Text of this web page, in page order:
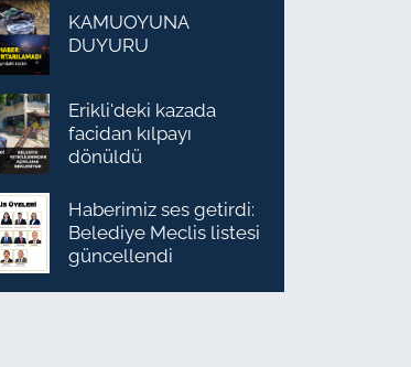
KAMUOYUNA
DUYURU
Erikli'deki kazada
facidan kılpayı
dönüldü
Haberimiz ses getirdi:
Belediye Meclis listesi
güncellendi